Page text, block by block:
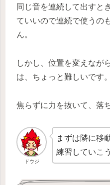
同じ音を連続して出すと
ていいので連続で使うの
ん。
しかし、位置を変えなが
は、ちょっと難しいです。
焦らずに力を抜いて、落
ドウジ
まずは隣に移
練習していこ